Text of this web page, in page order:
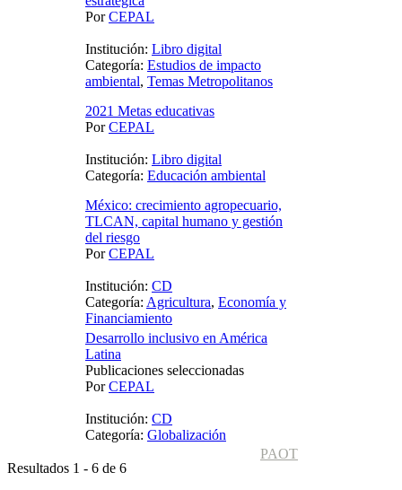
PorCEPAL
Institución: Libro digital
Categoría: Estudios de impacto
ambiental, Temas Metropolitanos
2021 Metas educativas
PorCEPAL
Institución: Libro digital
Categoría: Educación ambiental
México: crecimiento agropecuario,
TLCAN, capital humano y gestión
del riesgo
PorCEPAL
Institución: CD
Categoría: Agricultura, Economía y
Financiamiento
Desarrollo inclusivo en América
Latina
Publicaciones seleccionadas
PorCEPAL
Institución: CD
Categoría: Globalización
PAOT
Resultados 1 - 6 de 6